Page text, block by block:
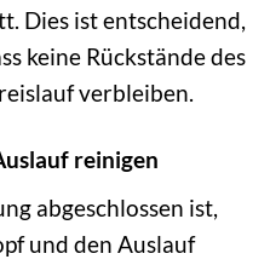
Dies ist entscheidend,
keine Rückstände des
verbleiben.
reinigen
abgeschlossen ist,
und den Auslauf